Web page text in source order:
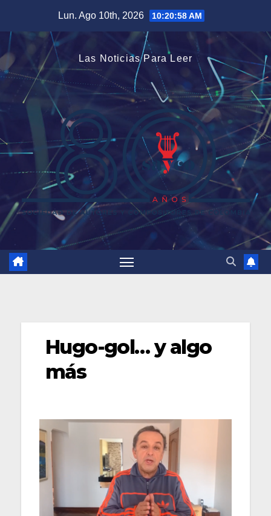
contenido
Lun. Ago 10th, 2026 10:20:58 AM
Las Noticias Para Leer
Hugo-gol… y algo
más